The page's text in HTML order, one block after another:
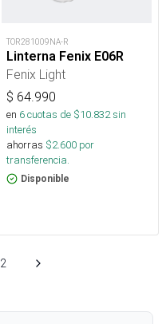
TOR281009NA-R
Linterna Fenix E06R
Fenix Light
$ 64.990
en 6cuotas de $10.832sin
interés
ahorras $2.600 por
transferencia.
Disponible
2